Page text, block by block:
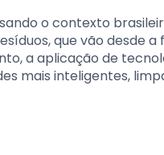
o contexto
que vão desde
a aplicação de
mais inteligentes,